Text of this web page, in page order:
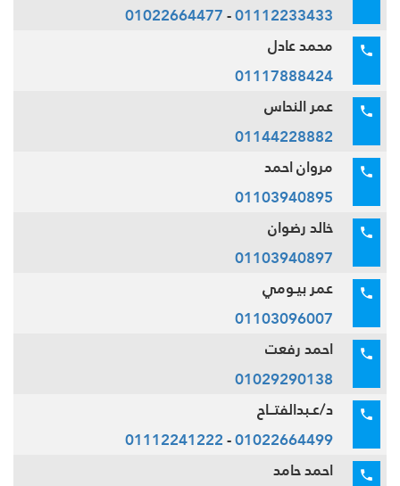
01112233433
-
01022664477
محمد عادل
01117888424
عمر النحاس
01144228882
مروان احمد
01103940895
خالد رضوان
01103940897
عمر بيـومي
01103096007
احمد رفعت
01029290138
د/عـبدالفتــاح
01022664499
-
01112241222
احمد حامد